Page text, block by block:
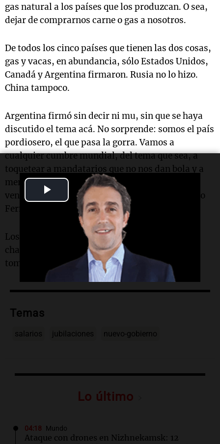
Play
Video
gas natural a los países que los produzcan. O sea,
dejar de comprarnos carne o gas a nosotros.
De todos los cinco países que tienen las dos cosas,
gas y vacas, en abundancia, sólo Estados Unidos,
Canadá y Argentina firmaron. Rusia no lo hizo.
China tampoco.
Argentina firmó sin decir ni mu, sin que se haya
discutido el tema acá. No sorprende: somos el país
pordiosero, el que pasa la gorra. Vamos a
cualquier cumbre mundial, del tema que sea, a
toquetear a mandatarios que no nos dan bola y a
mendigar que nos perdonen el próximo
vencimiento de deuda. Que es lo que hizo Alberto
Fernández esta vez.
Los temas de fondo no son para indolentes o
chauvinistas. Son para las naciones que logran
tomarse a sí mismas en serio.
Temas
salarios jubilaciones nuevo-gobierno
Lo último
04:18 Mundo
Ataque con drones en Nizhnekamsk: 12